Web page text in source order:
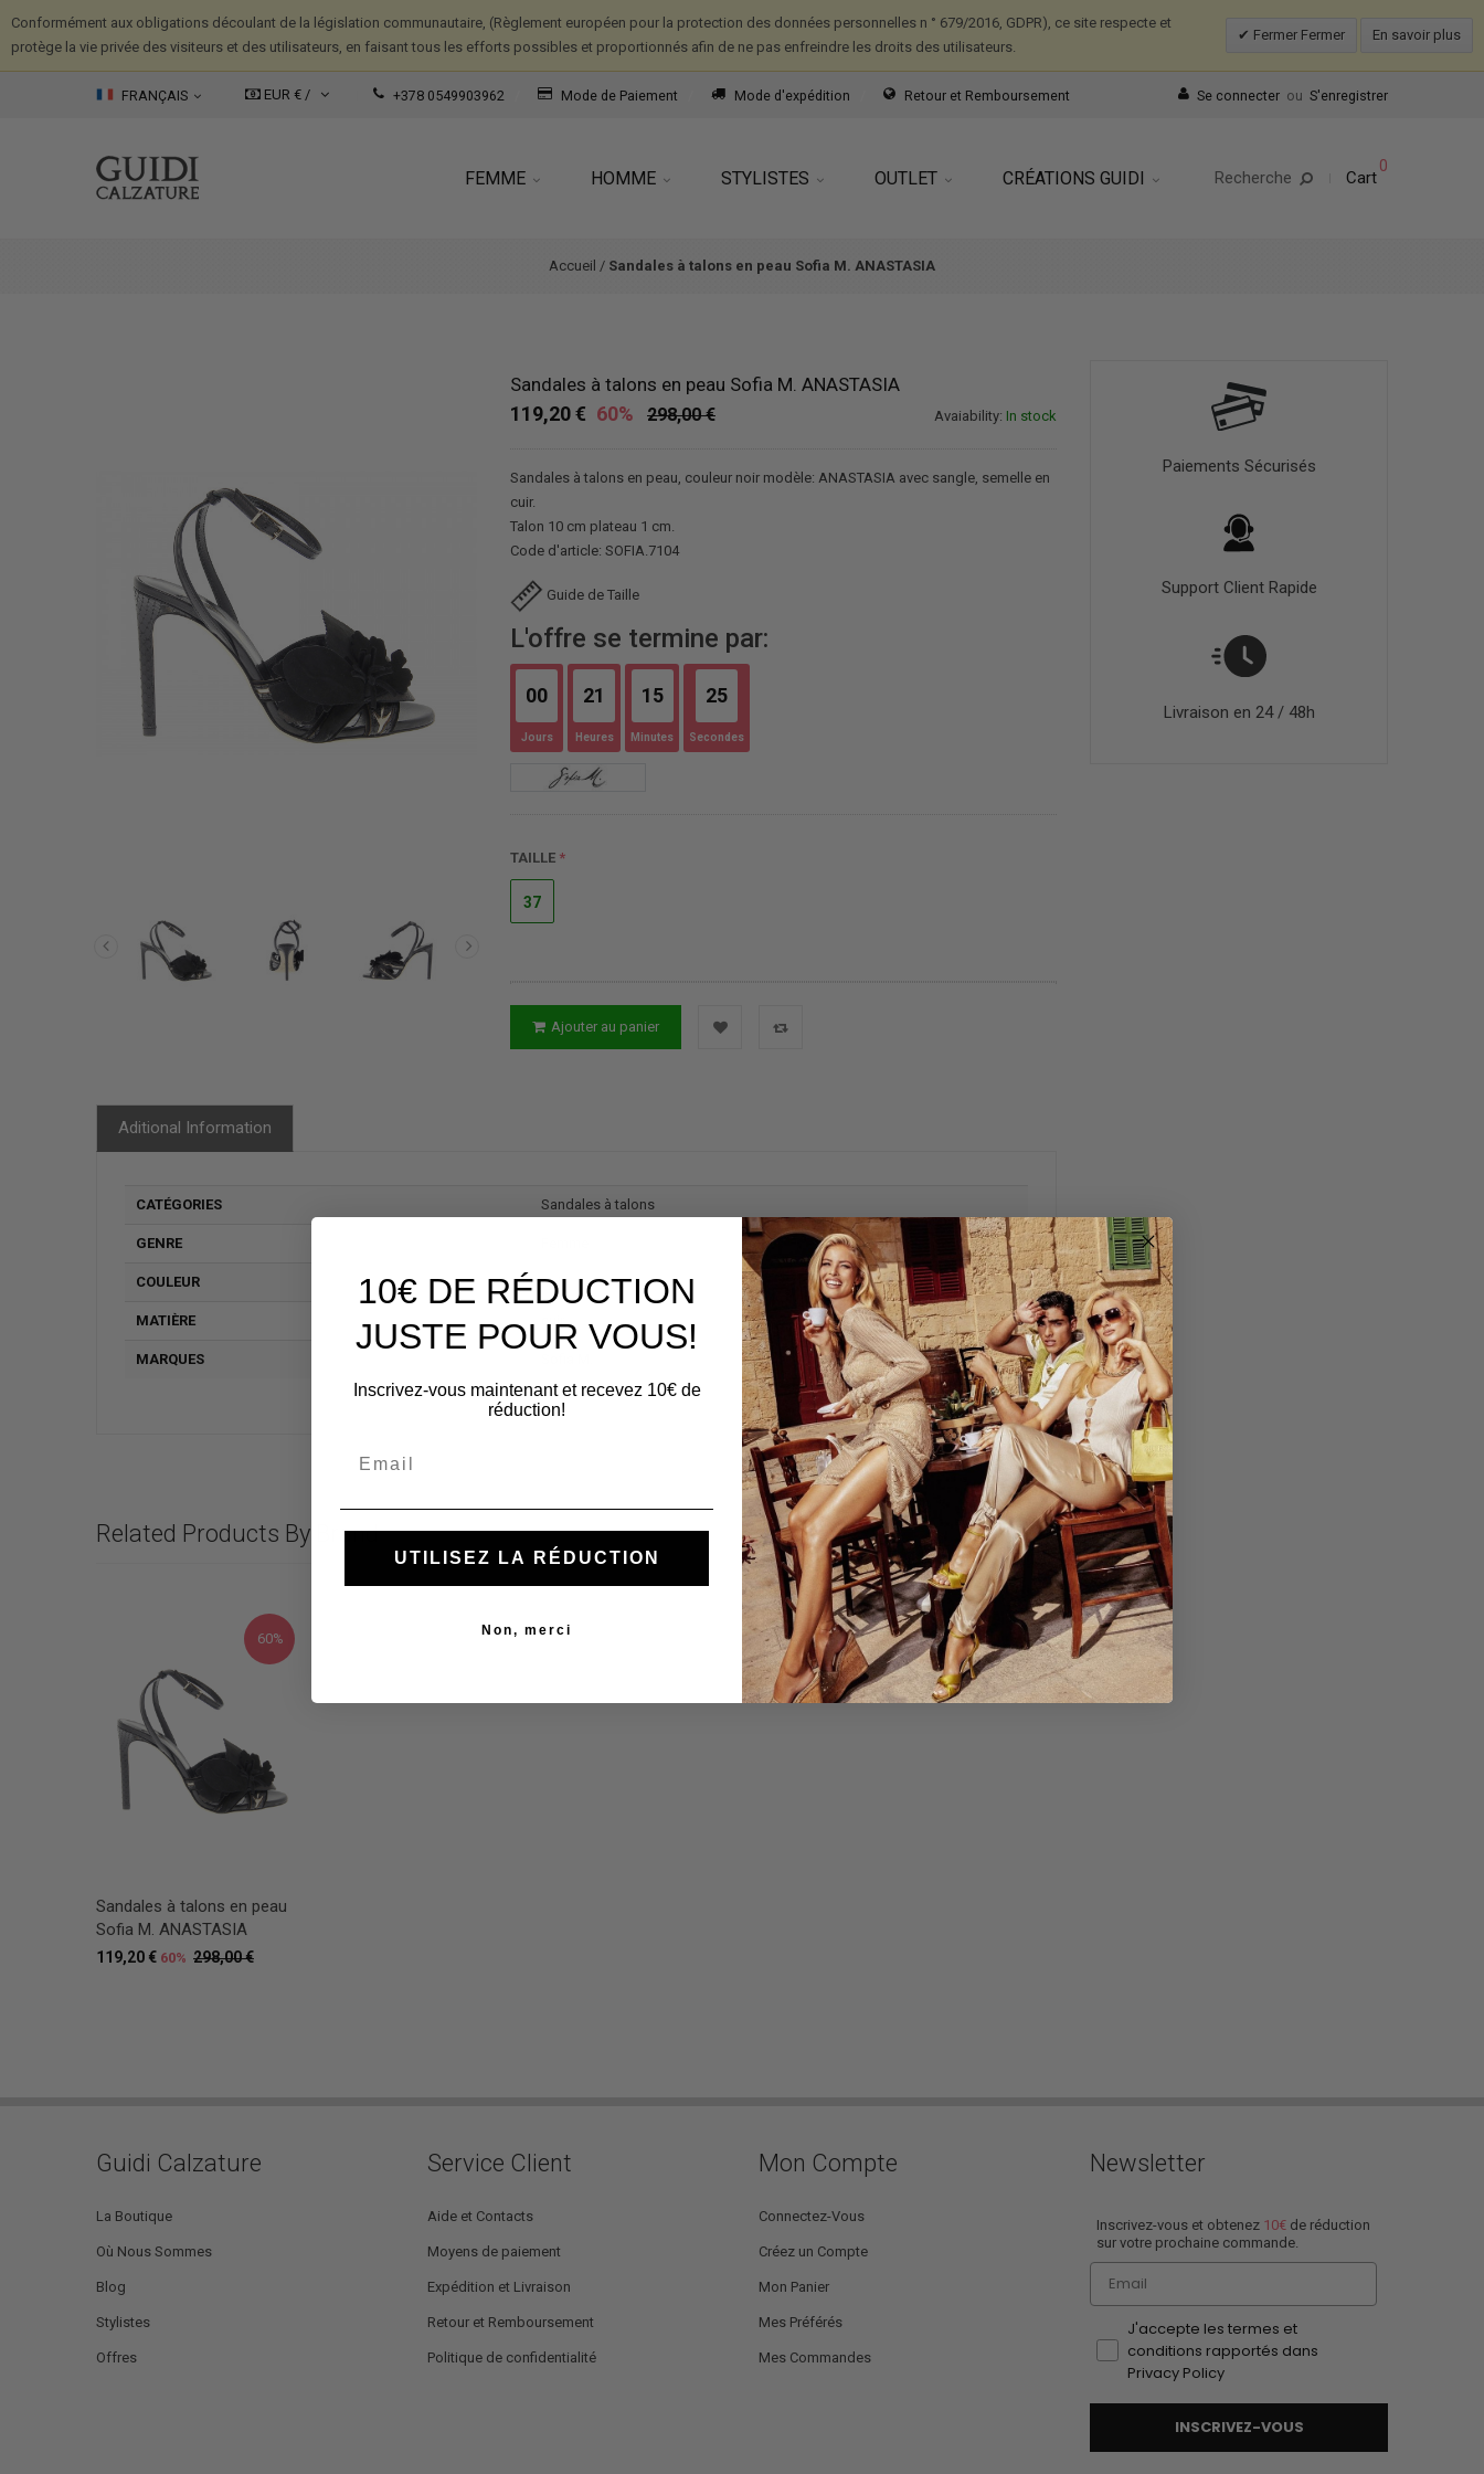
Conformément aux obligations découlant de la législation communautaire, (Règlement européen pour la protection des données personnelles n ° 679/2016, GDPR), ce site respecte et
protège la vie privée des visiteurs et des utilisateurs, en faisant tous les efforts possibles et proportionnés afin de ne pas enfreindre les droits des utilisateurs.
Fermer Fermer En savoir plus
FRANÇAIS EUR € / +378 0549903962 Mode de Paiement Mode d'expédition Retour et Remboursement Se connecter ou S'enregistrer
FEMME HOMME STYLISTES OUTLET CRÉATIONS GUIDI Recherche Cart
0
Accueil / Sandales à talons en peau Sofia M. ANASTASIA
Sandales à talons en peau Sofia M. ANASTASIA
Avaiability: In stock
298,00 €
119,20 € 60%
Sandales à talons en peau, couleur noir modèle: ANASTASIA avec sangle, semelle en
cuir.
Talon 10 cm plateau 1 cm.
Code d'article: SOFIA.7104
Guide de Taille
L'offre se termine par:
00
Jours
21
Heures
15
Minutes
25
Secondes
TAILLE
37
Ajouter au panier
Aditional Information
CATÉGORIES Sandales à talons
GENRE
COULEUR noir
MATIÈRE
MARQUES
Related Products By Brand
60%
Sandales à talons en peau
Sofia M. ANASTASIA
298,00 €
119,20 € 60%
Paiements Sécurisés
Support Client Rapide
Livraison en 24 / 48h
Guidi Calzature
La Boutique
Où Nous Sommes
Blog
Stylistes
Offres
Service Client
Aide et Contacts
Moyens de paiement
Expédition et Livraison
Retour et Remboursement
Politique de confidentialité
Mon Compte
Connectez-Vous
Créez un Compte
Mon Panier
Mes Préférés
Mes Commandes
Newsletter
Inscrivez-vous et obtenez 10€ de réduction
sur votre prochaine commande.
Email
J'accepte les termes et
conditions rapportés dans
Privacy Policy
INSCRIVEZ-VOUS
10€ DE RÉDUCTION
JUSTE POUR VOUS!
Inscrivez-vous maintenant et recevez 10€ de
réduction!
UTILISEZ LA RÉDUCTION
Non, merci